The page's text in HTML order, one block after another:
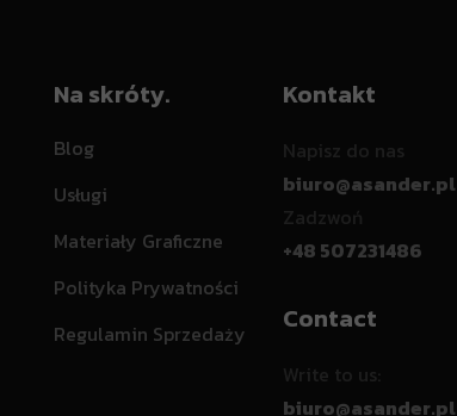
Na skróty.
Blog
Usługi
Materiały Graficzne
Polityka Prywatności
Regulamin Sprzedaży
Kontakt
biuro@asander.pl
+48 507231486
Contact
biuro@asander.pl